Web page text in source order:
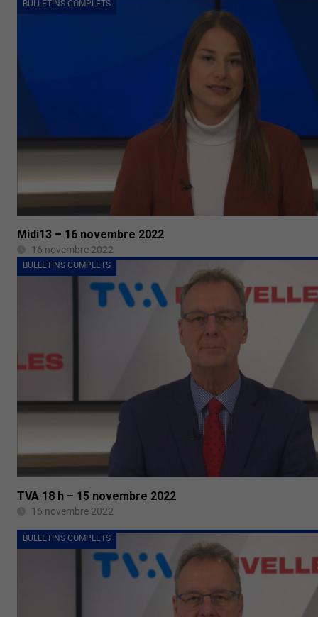
BULLETINS COMPLETS
Midi13 – 16 novembre 2022
16 novembre 2022
BULLETINS COMPLETS
TVA 18 h – 15 novembre 2022
16 novembre 2022
BULLETINS COMPLETS